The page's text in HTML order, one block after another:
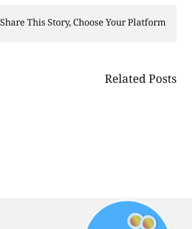
Share This Story, Choose Your Platform!
Related Posts